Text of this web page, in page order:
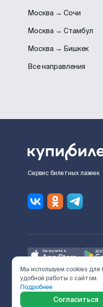
Москва → Сочи
Москва → Стамбул
Москва → Бишкек
Все направления
Сервис билетных лазеек
Ж/Д билеты
с Поставщиком услуг и
включает сервисный
Мы используем cookies для
удобной работы с сайтом.
Подробнее
Согласиться